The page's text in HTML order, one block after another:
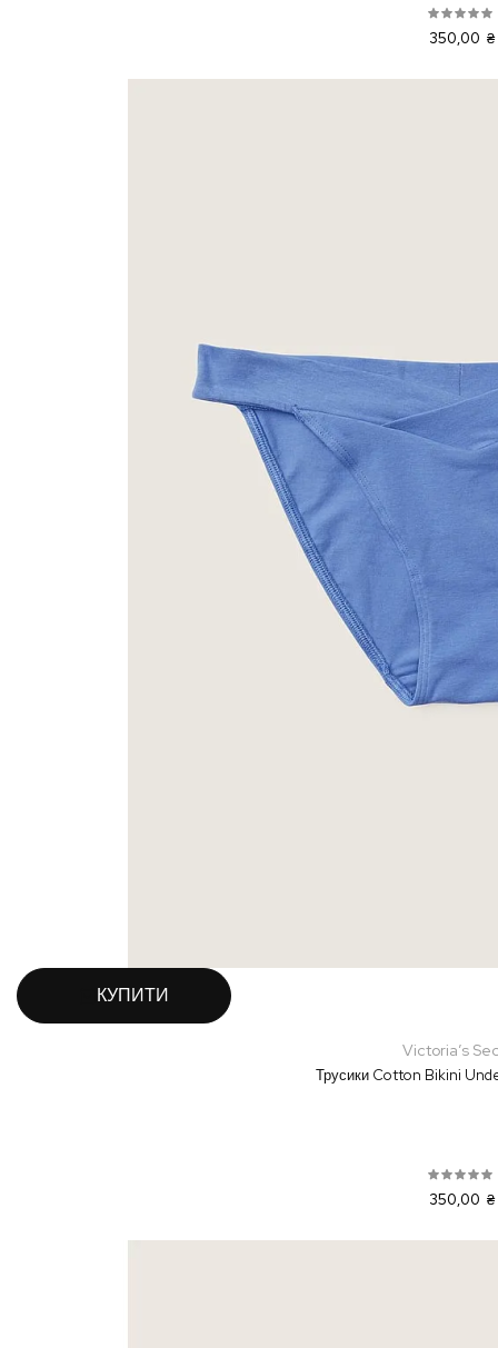
350,00 ₴
КУПИТИ
Victoria’s
Трусики Cotton Bikini
350,00 ₴